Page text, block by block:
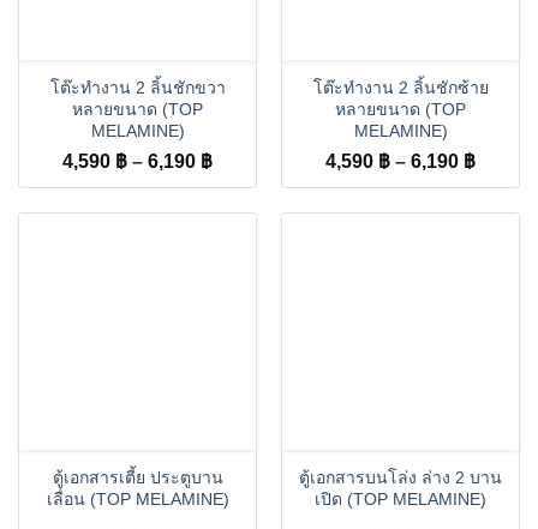
โต๊ะทำงาน 2 ลิ้นชักขวา
หลายขนาด (TOP
MELAMINE)
4,590 ฿ – 6,190 ฿Price
range:
โต๊ะทำงาน 2 ลิ้นชักซ้าย
หลายขนาด (TOP
MELAMINE)
4,590 ฿ – 6,190 ฿Price
range:
ตู้เอกสารเตี้ย ประตูบาน
เลื่อน (TOP MELAMINE)
ตู้เอกสารบนโล่ง ล่าง 2 บาน
เปิด (TOP MELAMINE)